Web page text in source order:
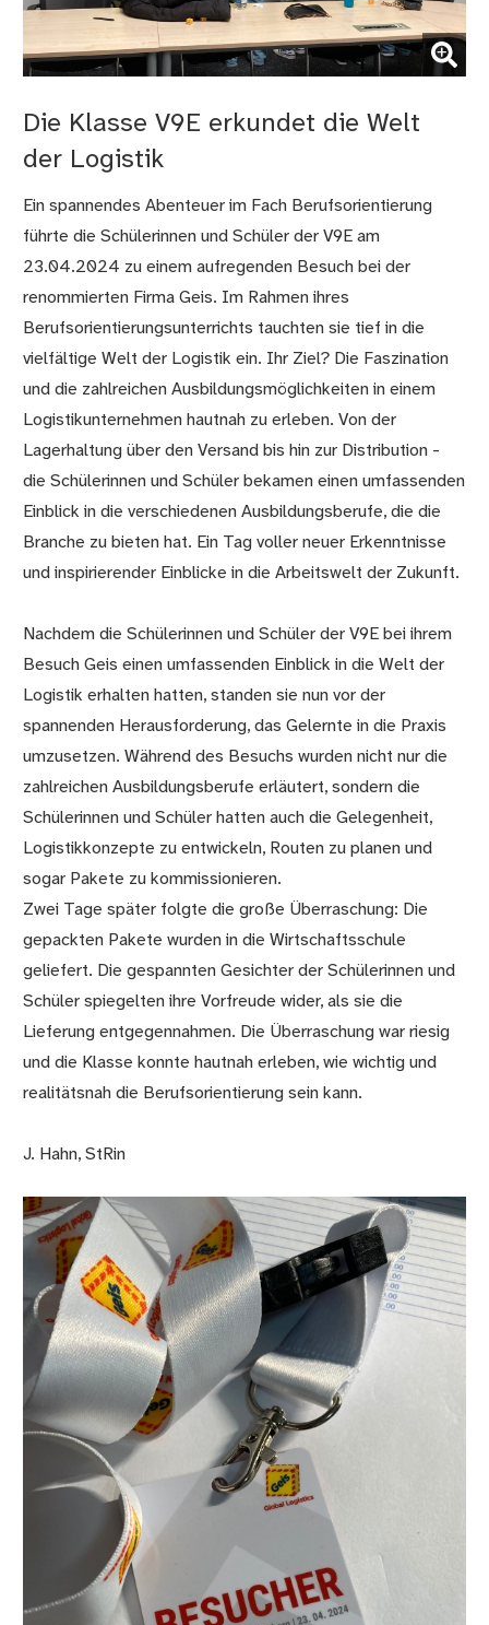
(Bild vergrößern)
Die Klasse V9E erkundet die Welt
der Logistik
Ein spannendes Abenteuer im Fach Berufsorientierung
führte die Schülerinnen und Schüler der V9E am
23.04.2024 zu einem aufregenden Besuch bei der
renommierten Firma Geis. Im Rahmen ihres
Berufsorientierungsunterrichts tauchten sie tief in die
vielfältige Welt der Logistik ein. Ihr Ziel? Die Faszination
und die zahlreichen Ausbildungsmöglichkeiten in einem
Logistikunternehmen hautnah zu erleben. Von der
Lagerhaltung über den Versand bis hin zur Distribution -
die Schülerinnen und Schüler bekamen einen umfassenden
Einblick in die verschiedenen Ausbildungsberufe, die die
Branche zu bieten hat. Ein Tag voller neuer Erkenntnisse
und inspirierender Einblicke in die Arbeitswelt der Zukunft.
Nachdem die Schülerinnen und Schüler der V9E bei ihrem
Besuch Geis einen umfassenden Einblick in die Welt der
Logistik erhalten hatten, standen sie nun vor der
spannenden Herausforderung, das Gelernte in die Praxis
umzusetzen. Während des Besuchs wurden nicht nur die
zahlreichen Ausbildungsberufe erläutert, sondern die
Schülerinnen und Schüler hatten auch die Gelegenheit,
Logistikkonzepte zu entwickeln, Routen zu planen und
sogar Pakete zu kommissionieren.
Zwei Tage später folgte die große Überraschung: Die
gepackten Pakete wurden in die Wirtschaftsschule
geliefert. Die gespannten Gesichter der Schülerinnen und
Schüler spiegelten ihre Vorfreude wider, als sie die
Lieferung entgegennahmen. Die Überraschung war riesig
und die Klasse konnte hautnah erleben, wie wichtig und
realitätsnah die Berufsorientierung sein kann.
J. Hahn, StRin